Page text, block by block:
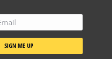
SIGN ME UP